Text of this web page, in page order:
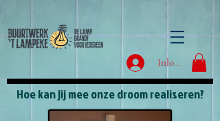
Inloggen
Hoe kan jij mee onze droom realiseren?